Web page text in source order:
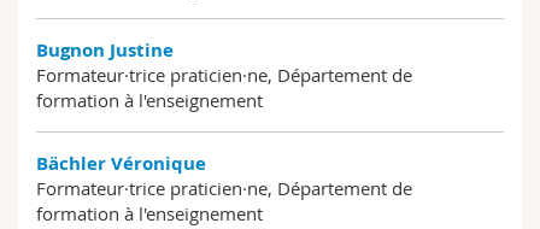
Bugnon Justine
Formateur·trice praticien·ne, Département de
formation à l'enseignement
Bächler Véronique
Formateur·trice praticien·ne, Département de
formation à l'enseignement